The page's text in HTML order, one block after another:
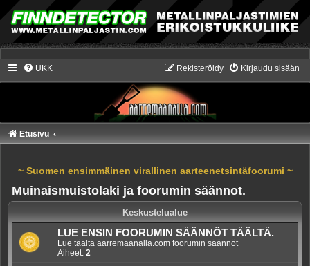
UKK Kirjaudu sisään
Rekisteröidy
Etusivu
~ Suomen ensimmäinen virallinen aarteenetsintäfoorumi ~
Muinaismuistolaki ja foorumin säännot.
Keskustelualue
LUE ENSIN FOORUMIN SÄÄNNÖT TÄÄLTÄ.
Lue täältä aarremaanalla.com foorumin säännöt
Aiheet: 2